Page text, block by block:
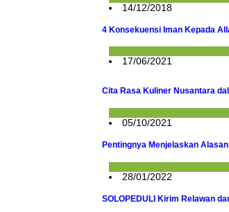
14/12/2018
4 Konsekuensi Iman Kepada
17/06/2021
Cita Rasa Kuliner Nusantara
05/10/2021
Pentingnya Menjelaskan
28/01/2022
SOLOPEDULI Kirim Relawan